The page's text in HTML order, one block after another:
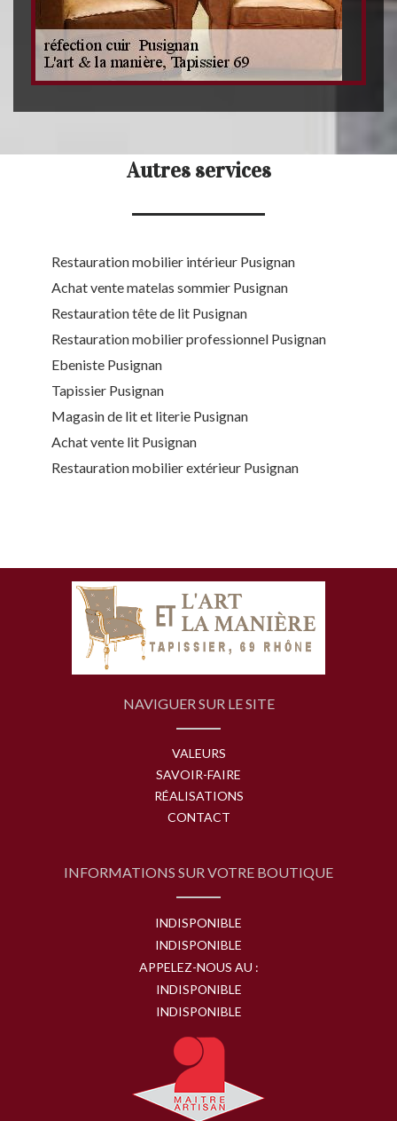
Autres services
Restauration mobilier intérieur Pusignan
Achat vente matelas sommier Pusignan
Restauration tête de lit Pusignan
Restauration mobilier professionnel Pusignan
Ebeniste Pusignan
Tapissier Pusignan
Magasin de lit et literie Pusignan
Achat vente lit Pusignan
Restauration mobilier extérieur Pusignan
NAVIGUER SUR LE SITE
VALEURS
SAVOIR-FAIRE
RÉALISATIONS
CONTACT
INFORMATIONS SUR VOTRE BOUTIQUE
INDISPONIBLE
INDISPONIBLE
APPELEZ-NOUS AU :
INDISPONIBLE
INDISPONIBLE